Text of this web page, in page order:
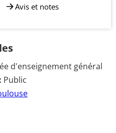
Avis et notes
d'enseignement général
Public